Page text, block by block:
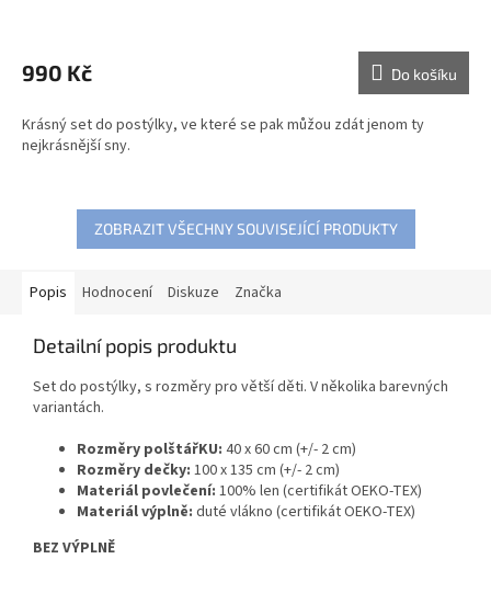
990 Kč Do košíku
Krásný set do postýlky, ve které se pak můžou zdát jenom ty
nejkrásnější sny.
ZOBRAZIT VŠECHNY SOUVISEJÍCÍ PRODUKTY
Popis Hodnocení Diskuze Značka
Detailní popis produktu
Set do postýlky, s rozměry pro větší děti. V několika barevných
variantách.
Rozměry polštářKU: 40 x 60 cm (+/- 2 cm)
Rozměry dečky: 100 x 135 cm (+/- 2 cm)
Materiál povlečení: 100% len (certifikát OEKO-TEX)
Materiál výplně: duté vlákno (certifikát OEKO-TEX)
BEZ VÝPLNĚ